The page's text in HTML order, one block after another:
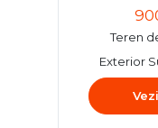
Teren
Exterior